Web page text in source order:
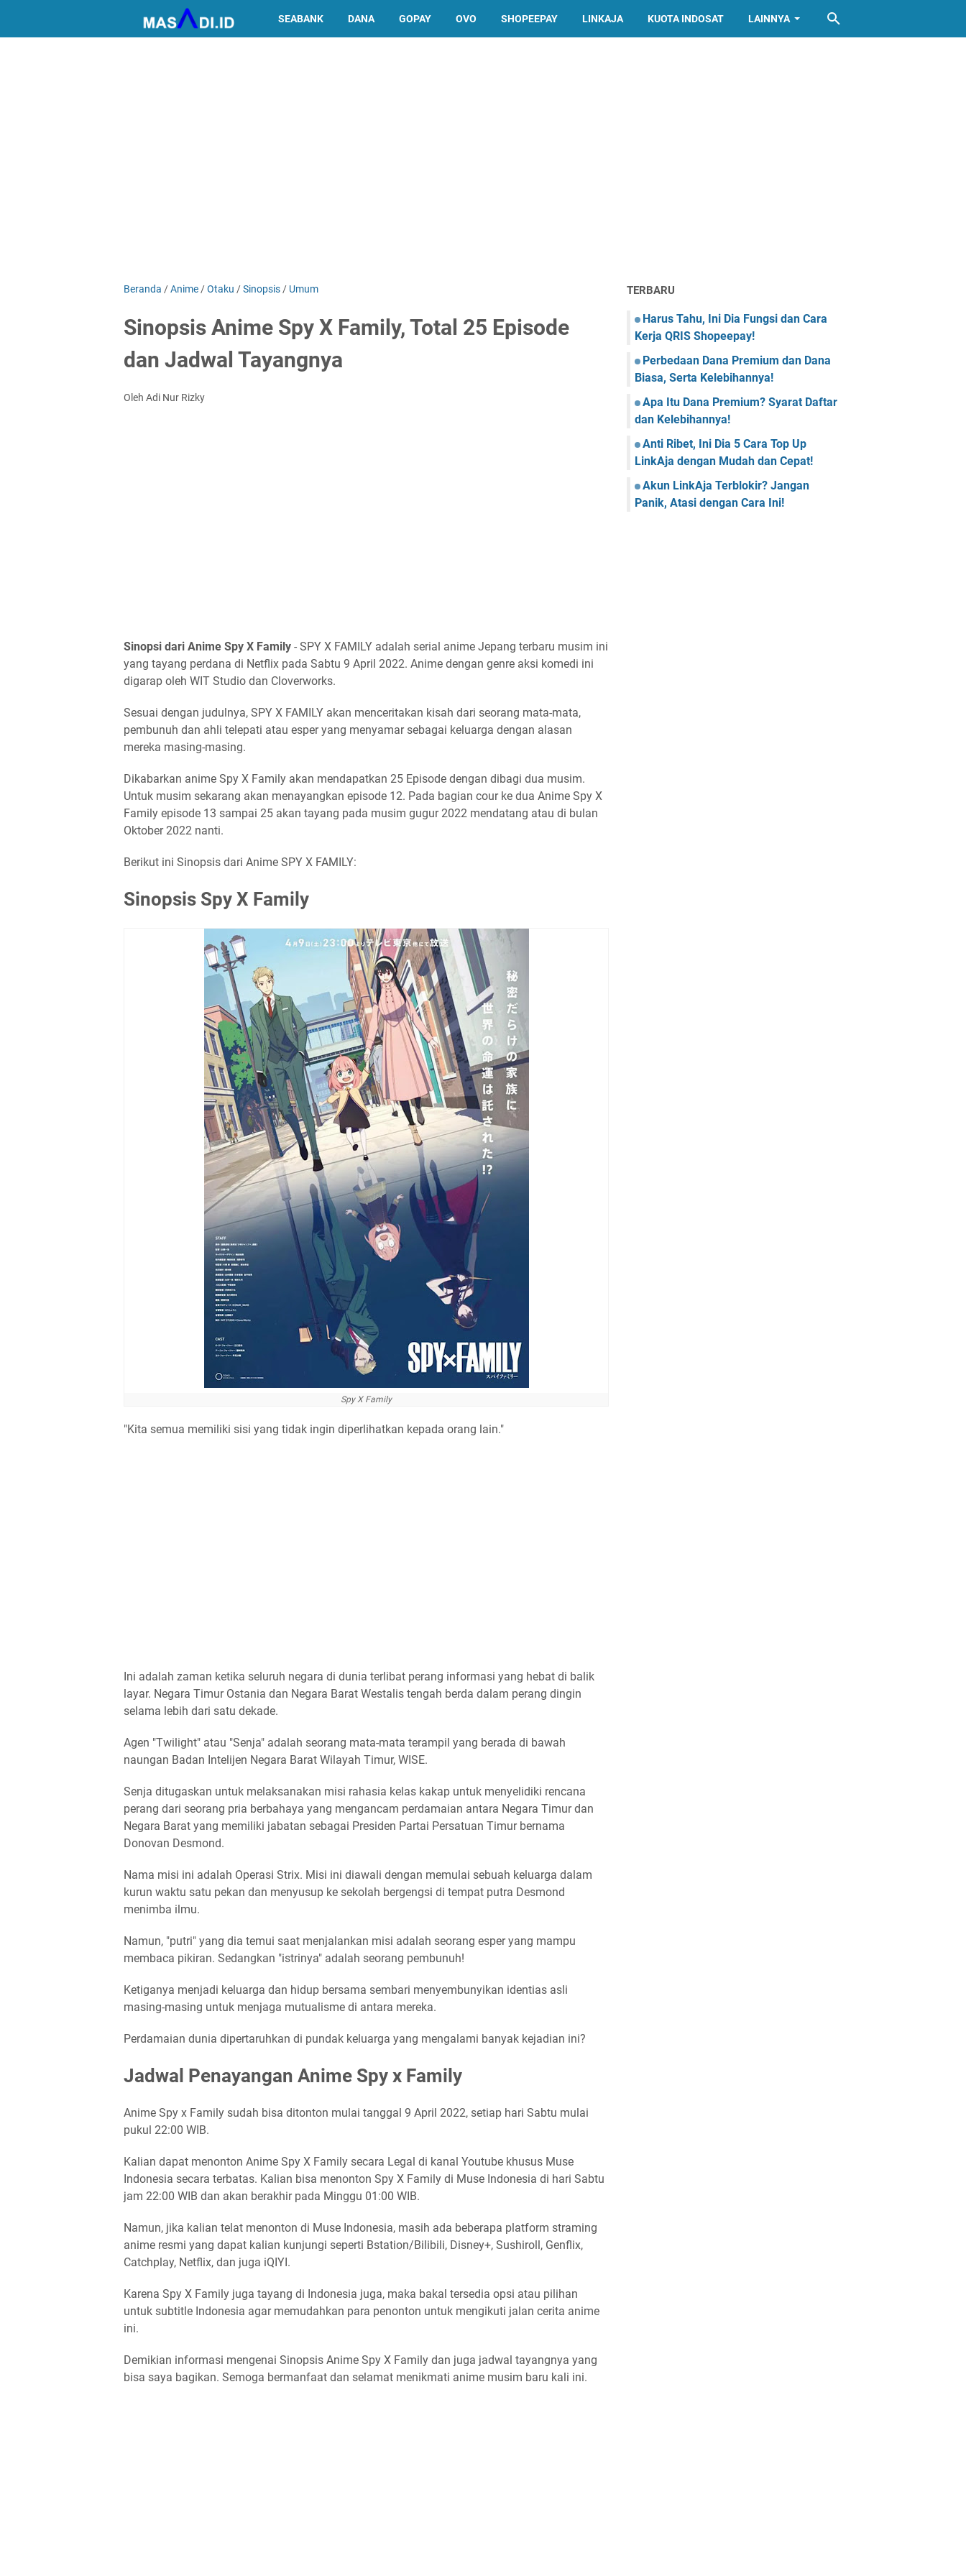
SEABANK DANA GOPAY OVO SHOPEEPAY LINKAJA KUOTA INDOSAT LAINNYA
Beranda /Anime /Otaku /Sinopsis / Umum
Sinopsis Anime Spy X Family, Total 25 Episode
dan Jadwal Tayangnya
Oleh Adi Nur Rizky
Sinopsi dari Anime Spy X Family - SPY X FAMILY adalah serial anime Jepang terbaru musim ini
yang tayang perdana di Netflix pada Sabtu 9 April 2022. Anime dengan genre aksi komedi ini
digarap oleh WIT Studio dan Cloverworks.
Sesuai dengan judulnya, SPY X FAMILY akan menceritakan kisah dari seorang mata-mata,
pembunuh dan ahli telepati atau esper yang menyamar sebagai keluarga dengan alasan
mereka masing-masing.
Dikabarkan anime Spy X Family akan mendapatkan 25 Episode dengan dibagi dua musim.
Untuk musim sekarang akan menayangkan episode 12. Pada bagian cour ke dua Anime Spy X
Family episode 13 sampai 25 akan tayang pada musim gugur 2022 mendatang atau di bulan
Oktober 2022 nanti.
Berikut ini Sinopsis dari Anime SPY X FAMILY:
Sinopsis Spy X Family
Spy X Family
"Kita semua memiliki sisi yang tidak ingin diperlihatkan kepada orang lain."
Ini adalah zaman ketika seluruh negara di dunia terlibat perang informasi yang hebat di balik
layar. Negara Timur Ostania dan Negara Barat Westalis tengah berda dalam perang dingin
selama lebih dari satu dekade.
Agen "Twilight" atau "Senja" adalah seorang mata-mata terampil yang berada di bawah
naungan Badan Intelijen Negara Barat Wilayah Timur, WISE.
Senja ditugaskan untuk melaksanakan misi rahasia kelas kakap untuk menyelidiki rencana
perang dari seorang pria berbahaya yang mengancam perdamaian antara Negara Timur dan
Negara Barat yang memiliki jabatan sebagai Presiden Partai Persatuan Timur bernama
Donovan Desmond.
Nama misi ini adalah Operasi Strix. Misi ini diawali dengan memulai sebuah keluarga dalam
kurun waktu satu pekan dan menyusup ke sekolah bergengsi di tempat putra Desmond
menimba ilmu.
Namun, "putri" yang dia temui saat menjalankan misi adalah seorang esper yang mampu
membaca pikiran. Sedangkan "istrinya" adalah seorang pembunuh!
Ketiganya menjadi keluarga dan hidup bersama sembari menyembunyikan identias asli
masing-masing untuk menjaga mutualisme di antara mereka.
Perdamaian dunia dipertaruhkan di pundak keluarga yang mengalami banyak kejadian ini?
Jadwal Penayangan Anime Spy x Family
Anime Spy x Family sudah bisa ditonton mulai tanggal 9 April 2022, setiap hari Sabtu mulai
pukul 22:00 WIB.
Kalian dapat menonton Anime Spy X Family secara Legal di kanal Youtube khusus Muse
Indonesia secara terbatas. Kalian bisa menonton Spy X Family di Muse Indonesia di hari Sabtu
jam 22:00 WIB dan akan berakhir pada Minggu 01:00 WIB.
Namun, jika kalian telat menonton di Muse Indonesia, masih ada beberapa platform straming
anime resmi yang dapat kalian kunjungi seperti Bstation/Bilibili, Disney+, Sushiroll, Genflix,
Catchplay, Netflix, dan juga iQIYI.
Karena Spy X Family juga tayang di Indonesia juga, maka bakal tersedia opsi atau pilihan
untuk subtitle Indonesia agar memudahkan para penonton untuk mengikuti jalan cerita anime
ini.
Demikian informasi mengenai Sinopsis Anime Spy X Family dan juga jadwal tayangnya yang
bisa saya bagikan. Semoga bermanfaat dan selamat menikmati anime musim baru kali ini.
TERBARU
Harus Tahu, Ini Dia Fungsi dan Cara
Kerja QRIS Shopeepay!
Perbedaan Dana Premium dan Dana
Biasa, Serta Kelebihannya!
Apa Itu Dana Premium? Syarat Daftar
dan Kelebihannya!
Anti Ribet, Ini Dia 5 Cara Top Up
LinkAja dengan Mudah dan Cepat!
Akun LinkAja Terblokir? Jangan
Panik, Atasi dengan Cara Ini!